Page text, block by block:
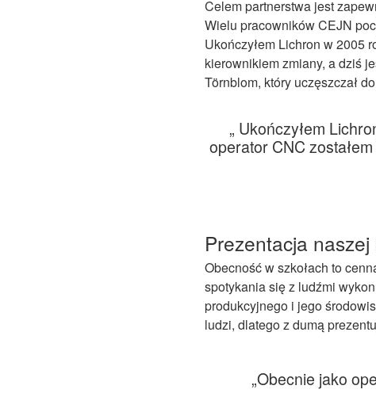
Celem partnerstwa jest
Wielu pracowników CEJN
Ukończyłem Lichron w 2005
kierownikiem zmiany, a dziś
Törnblom, który uczęszczał
„ Ukończyłem
operator CNC
Prezentacja
Obecność w szkołach to
spotykania się z ludźmi
produkcyjnego i jego
ludzi, dlatego z dumą
„Obecnie jako